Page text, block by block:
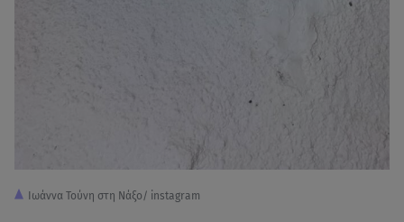
Ιωάννα Τούνη στη Νάξο/ instagram